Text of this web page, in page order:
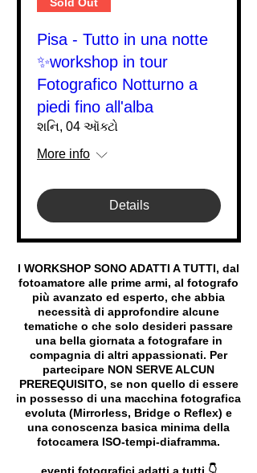
Pisa - Tutto in una notte
✨workshop in tour
Fotografico Notturno a
piedi fino all'alba
શનિ, 04 ઑક્ટો
More info
Details
I WORKSHOP SONO ADATTI A TUTTI, dal
fotoamatore alle prime armi, al fotografo
più avanzato ed esperto, che abbia
necessità di approfondire alcune
tematiche o che solo desideri passare
una bella giornata a fotografare in
compagnia di altri appassionati. Per
partecipare NON SERVE ALCUN
PREREQUISITO, se non quello di essere
in possesso di una macchina fotografica
evoluta (Mirrorless, Bridge o Reflex) e
una conoscenza basica minima della
fotocamera ISO-tempi-diaframma.